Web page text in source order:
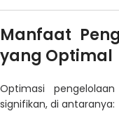
Manfaat
yang Optimal
Optimasi
signifikan, di antaranya: